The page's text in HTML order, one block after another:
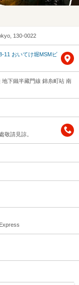
130-0022
11 おいてけ堀MSMビ
下鐵半藏門線 錦糸町站 南
敬請見諒。